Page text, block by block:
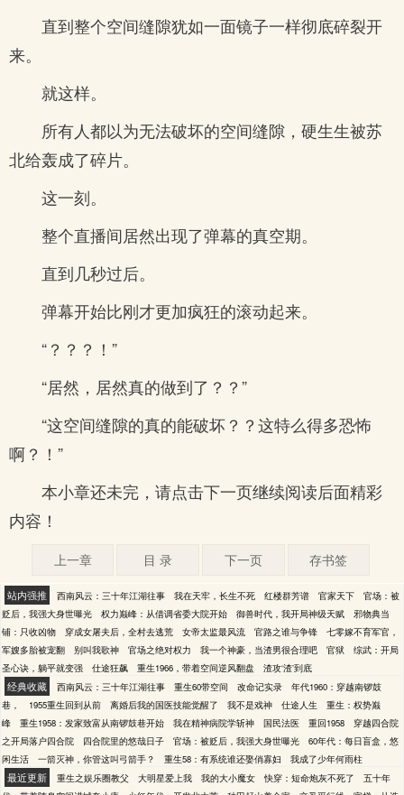
直到整个空间缝隙犹如一面镜子一样彻底碎裂开
来。
就这样。
所有人都以为无法破坏的空间缝隙，硬生生被苏
北给轰成了碎片。
这一刻。
整个直播间居然出现了弹幕的真空期。
直到几秒过后。
弹幕开始比刚才更加疯狂的滚动起来。
“？？？！”
“居然，居然真的做到了？？”
“这空间缝隙的真的能破坏？？这特么得多恐怖
啊？！”
本小章还未完，请点击下一页继续阅读后面精彩
内容！
上一章 目 录 下一页 存书签
站内强推 西南风云：三十年江湖往事 我在天牢，长生不死 红楼群芳谱 官家天下
官场：被
贬后，我强大身世曝光
权力巅峰：从借调省委大院开始 御兽时代，我开局神级天赋
邪物典当
铺：只收凶物
穿成女屠夫后，全村去逃荒 女帝太监最风流 官路之谁与争锋
七零嫁不育军官，
军嫂多胎被宠翻
别叫我歌神 官场之绝对权力 我一个神豪，当渣男很合理吧 官狱
综武：开局
圣心诀，躺平就变强
仕途狂飙 重生1966，带着空间逆风翻盘 渣攻‘渣’到底
经典收藏 西南风云：三十年江湖往事 重生60带空间 改命记实录
年代1960：穿越南锣鼓
巷，
1955重生回到从前 离婚后我的国医技能觉醒了 我不是戏神 仕途人生
重生：权势巅
峰
重生1958：发家致富从南锣鼓巷开始 我在精神病院学斩神 国民法医 重回1958
穿越四合院
之开局落户四合院
四合院里的悠哉日子 官场：被贬后，我强大身世曝光
60年代：每日盲盒，悠
闲生活
一箭灭神，你管这叫弓箭手？ 重生58：有系统谁还娶俏寡妇 我成了少年何雨柱
最近更新 重生之娱乐圈教父 大明星爱上我 我的大小魔女 快穿：短命炮灰不死了
五十年